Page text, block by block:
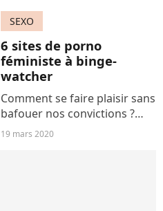
SEXO
6 sites de porno
féministe à binge-
watcher
Comment se faire plaisir sans
bafouer nos convictions ?
Voici 6 sites porno féministes
19 mars 2020